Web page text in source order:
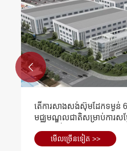
តើការសាងសង់ស៊ុមដែកទម្ងន់
មជ្ឈមណ្ឌលជាតិសម្រាប់ការសម្
មើល​ច្រើន​ទៀត >>
